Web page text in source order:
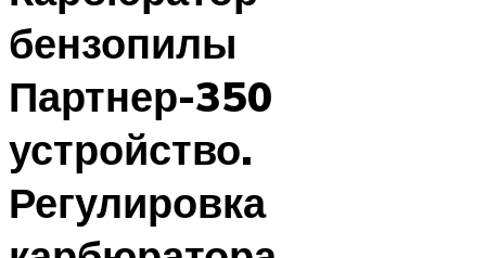
бензопилы
Партнер-350
устройство.
Регулировка